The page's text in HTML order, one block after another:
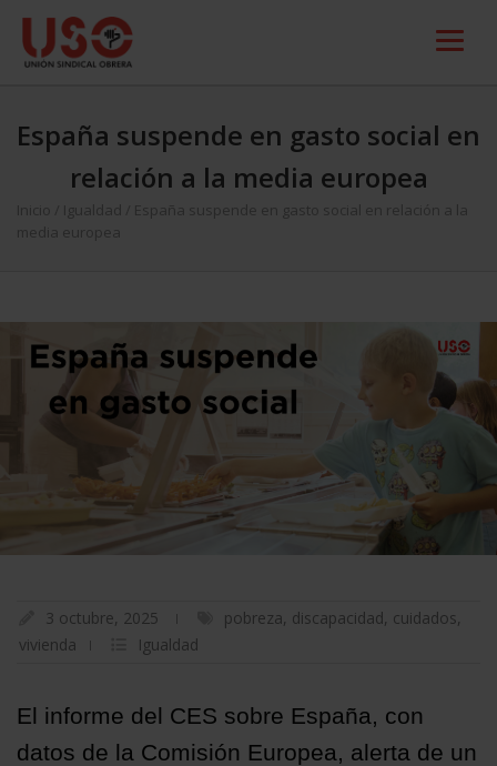
España suspende en gasto social en
relación a la media europea
Inicio Igualdad
España suspende en gasto social en relación a la
media europea
3 octubre, 2025 pobreza, discapacidad, cuidados,
vivienda
Igualdad
El informe del CES sobre España, con
datos de la Comisión Europea, alerta de un